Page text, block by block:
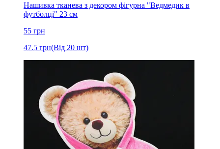
Нашивка тканева з декором фігурна "Ведмедик в
футболці" 23 см
55 грн
47.5 грн(Від 20 шт)